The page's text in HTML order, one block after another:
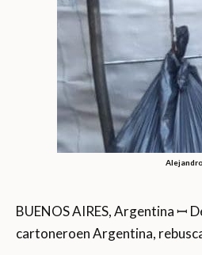
BUENOS AIRES, Argentina ꟷ
cartoneroen Argentina,